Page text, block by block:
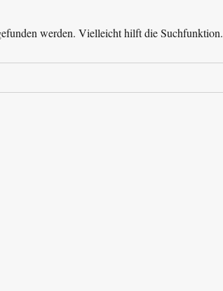
werden. Vielleicht hilft die Suchfunktion.